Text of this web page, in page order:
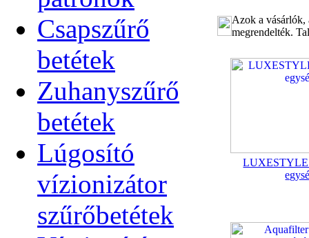
Csapszűrő
betétek
Zuhanyszűrő
betétek
Lúgosító
vízionizátor
szűrőbetétek
Azok a vásárlók,
megrendelték.
LUXESTYLE